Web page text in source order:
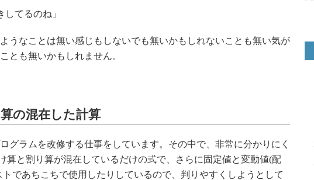
てるのね」
うなことは無い感じもしないでも無いかもしれないことも無い気が
とも無いかもしれません。
の混在した計算
グラムを改修する仕事をしています。その中で、非常に分かりにく
算と割り算が混在しているだけの式で、さらに固定値と変動値(配
であちこちで使用したりしているので、判りやすくしようとして